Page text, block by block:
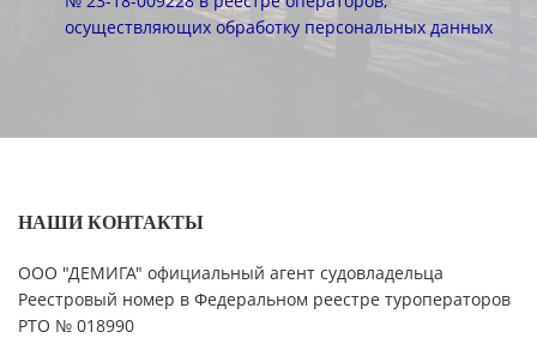
осуществляющих обработку персональных данных
НАШИ КОНТАКТЫ
ООО "ДЕМИГА" официальный агент судовладельца
Реестровый номер в Федеральном реестре туроператоров
РТО № 018990